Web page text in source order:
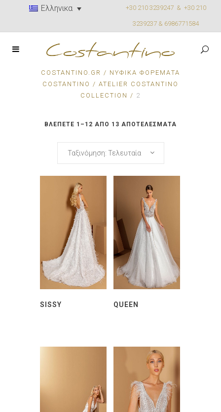
Ελληνικα +30 210 3239247 & +30 210
3239237 & 6986771584
COSTANTINO.GR / ΝΥΦΙΚΆ ΦΟΡΈΜΑΤΑ
COSTANTINO / ATELIER COSTANTINO
COLLECTION / 2
ΒΛΈΠΕΤΕ 1–12 ΑΠΌ 13 ΑΠΟΤΕΛΈΣΜΑΤΑ
Ταξινόμηση: Τελευταία
SISSY QUEEN